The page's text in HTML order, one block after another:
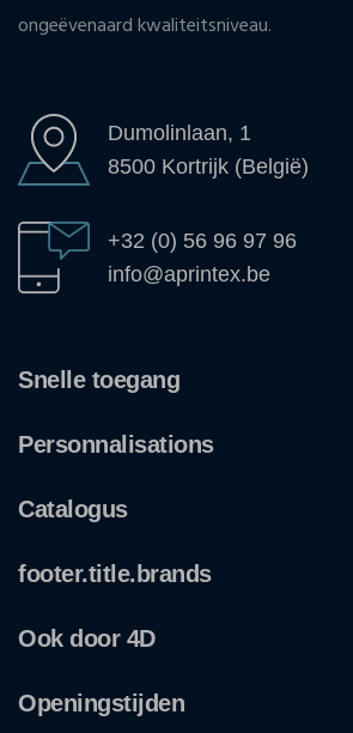
ongeëvenaard kwaliteitsniveau.
Dumolinlaan, 1
8500 Kortrijk (België)
+32 (0) 56 96 97 96
info@aprintex.be
Snelle toegang
Personnalisations
Catalogus
footer.title.brands
Ook door 4D
Openingstijden